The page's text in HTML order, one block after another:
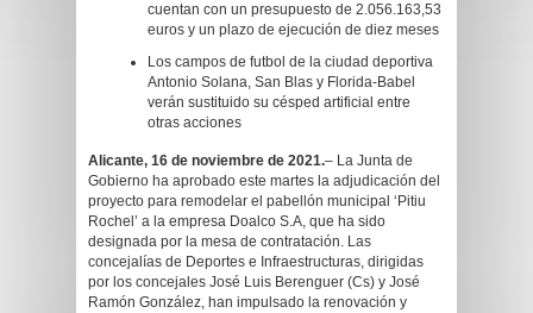
cuentan con un presupuesto de 2.056.163,53
euros y un plazo de ejecución de diez meses
Los campos de futbol de la ciudad deportiva
Antonio Solana, San Blas y Florida-Babel
verán sustituido su césped artificial entre
otras acciones
Alicante, 16 de noviembre de 2021.– La Junta de
Gobierno ha aprobado este martes la adjudicación del
proyecto para remodelar el pabellón municipal ‘Pitiu
Rochel’ a la empresa Doalco S.A, que ha sido
designada por la mesa de contratación. Las
concejalías de Deportes e Infraestructuras, dirigidas
por los concejales José Luis Berenguer (Cs) y José
Ramón González, han impulsado la renovación y